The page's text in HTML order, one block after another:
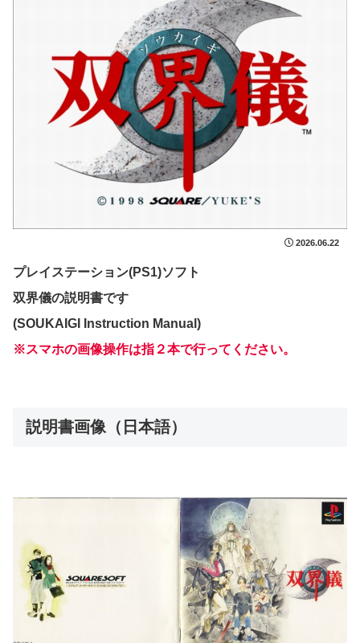
2026.06.22
プレイステーション(PS1)ソフト
双界儀の説明書です
(SOUKAIGI Instruction Manual)
※スマホの画像操作は指２本で行ってください。
説明書画像（日本語）